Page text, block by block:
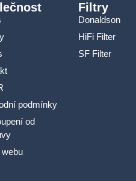
podmínky
od
webu
Filtry
Donaldson
HiFi Filter
SF Filter